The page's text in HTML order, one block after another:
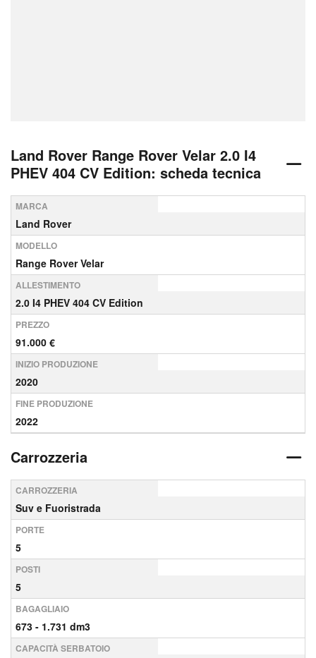
Land Rover Range Rover Velar 2.0 I4
PHEV 404 CV Edition: scheda tecnica
MARCA
Land Rover
MODELLO
Range Rover Velar
ALLESTIMENTO
2.0 I4 PHEV 404 CV Edition
PREZZO
91.000 €
INIZIO PRODUZIONE
2020
FINE PRODUZIONE
2022
Carrozzeria
CARROZZERIA
Suv e Fuoristrada
PORTE
5
POSTI
5
BAGAGLIAIO
673 - 1.731 dm3
CAPACITÀ SERBATOIO